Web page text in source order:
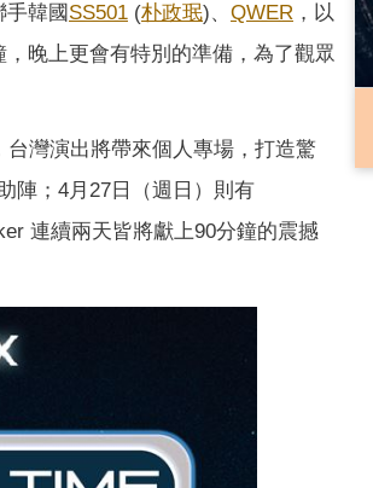
手韓國 SS501 (朴政珉)、 QWER ，以
晚上更會有特別的準備，為了觀眾
灣演出將帶來個人專場，打造驚
陣；4月27日（週日）則有
連續兩天皆將獻上90分鐘的震撼